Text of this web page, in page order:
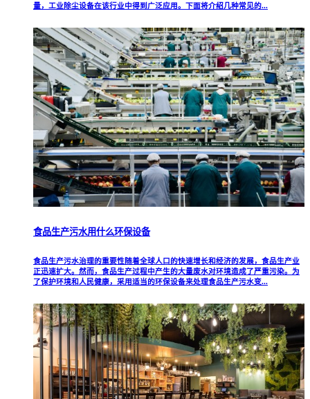
量，工业除尘设备在该行业中得到广泛应用。下面将介绍几种常见的...
食品生产污水用什么环保设备
食品生产污水治理的重要性随着全球人口的快速增长和经济的发展，食品生产业
正迅速扩大。然而，食品生产过程中产生的大量废水对环境造成了严重污染。为
了保护环境和人民健康，采用适当的环保设备来处理食品生产污水变...